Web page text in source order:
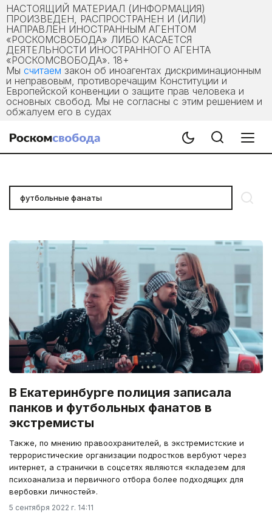
НАСТОЯЩИЙ МАТЕРИАЛ (ИНФОРМАЦИЯ)
ПРОИЗВЕДЕН, РАСПРОСТРАНЕН И (ИЛИ)
НАПРАВЛЕН ИНОСТРАННЫМ АГЕНТОМ
«РОСКОМСВОБОДА» ЛИБО КАСАЕТСЯ
ДЕЯТЕЛЬНОСТИ ИНОСТРАННОГО АГЕНТА
«РОСКОМСВОБОДА». 18+
Мы считаем закон об иноагентах дискриминационным
и неправовым, противоречащим Конституции и
Европейской конвенции о защите прав человека и
основных свобод. Мы не согласны с этим решением и
обжалуем его в судах
В Екатеринбурге полиция записала
панков и футбольных фанатов в
экстремисты
Также, по мнению правоохранителей, в экстремистские и
террористические организации подростков вербуют через
интернет, а странички в соцсетях являются «кладезем для
психоанализа и первичного отбора более подходящих для
вербовки личностей».
5 сентября 2022 г. 14:11